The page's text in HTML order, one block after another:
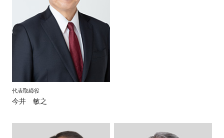
代表取締役
今井 敏之